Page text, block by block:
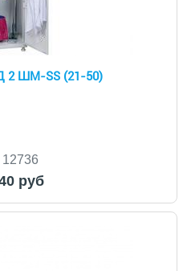
2 ШМ-SS (21-50)
12736
руб